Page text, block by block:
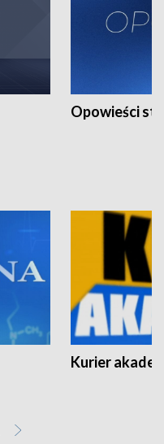
Opowieści
Kurier